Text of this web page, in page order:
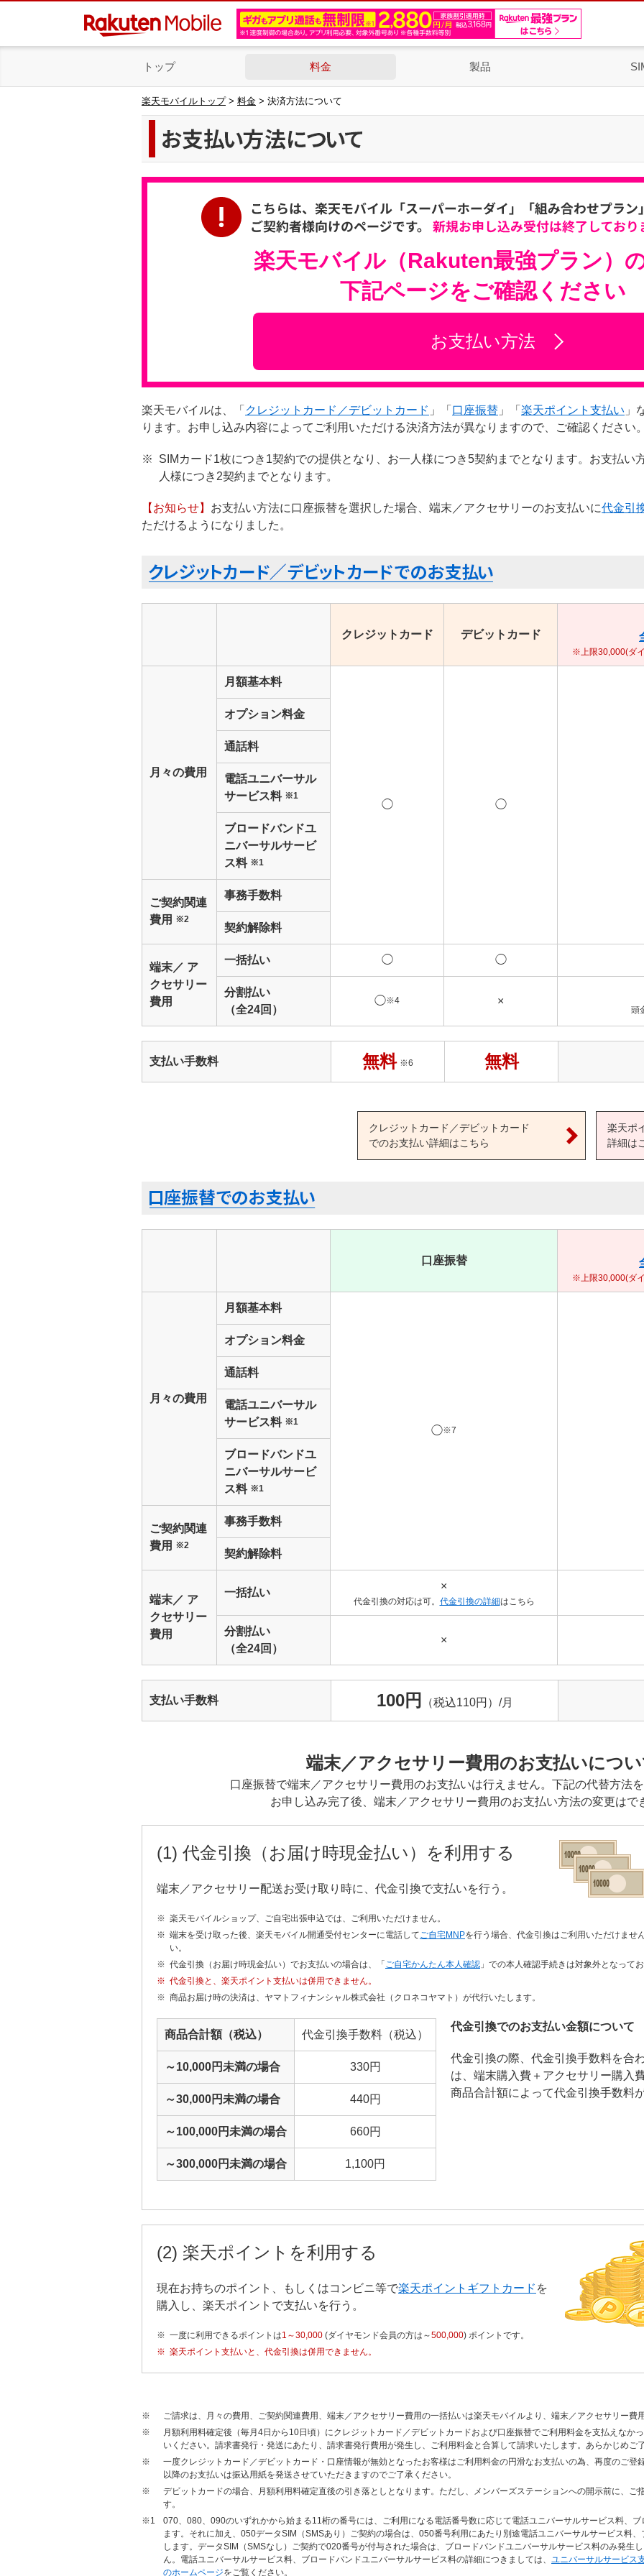
トップ 料金 製品
楽天モバイルトップ> 料金 > 決済方法について
楽天モバイル（Rakuten最強プラン）
下記ページをご確認ください
お支払い方法
楽天モバイルは、「 クレジットカード／デビットカード 」「 口座振替 」「 楽天ポイント支払い 」
ります。お申し込み内容によってご利用いただける決済方法が異なりますので、ご確認ください。
※
SIMカード1枚につき1契約での提供となり、お一人様につき5契約までとなります。お支払い
人様につき2契約までとなります。
【お知らせ】 お支払い方法に口座振替を選択した場合、端末／アクセサリーのお支払いに代金引
ただけるようになりました。
クレジットカード デビットカード
※上限30,000(ダ
月々の費用
月額基本料
◯ ◯
オプション料金
通話料
電話ユニバーサル
サービス料 ※1
ブロードバンドユ
ニバーサルサービ
ス料 ※1
ご契約関連
費用 ※2
事務手数料
契約解除料
端末／ ア
クセサリー
費用
一括払い ◯ ◯
分割払い
（全24回）
◯※4 ×
頭
支払い手数料 無料 ※6 無料
クレジットカード／デビットカード
でのお支払い詳細はこちら
楽天ポ
詳細は
口座振替
※上限30,000(ダ
月々の費用
月額基本料
◯※7
オプション料金
通話料
電話ユニバーサル
サービス料 ※1
ブロードバンドユ
ニバーサルサービ
ス料 ※1
ご契約関連
費用 ※2
事務手数料
契約解除料
端末／ ア
クセサリー
費用
一括払い
×
代金引換の対応は可。 代金引換の詳細はこちら
分割払い
（全24回）
×
支払い手数料 100円 （税込110円）/月
端末／アクセサリー費用のお支払いについ
口座振替で端末／アクセサリー費用のお支払いは行えません。下記の代替方法を
お申し込み完了後、端末／アクセサリー費用のお支払い方法の変更はで
(1) 代金引換（お届け時現金払い）を利用する
端末／アクセサリー配送お受け取り時に、代金引換で支払いを行う。
※ 楽天モバイルショップ、ご自宅出張申込では、ご利用いただけません。
※ 端末を受け取った後、楽天モバイル開通受付センターに電話して ご自宅MNPを行う場合、代金引換はご利用いただけませ
い。
※ 代金引換（お届け時現金払い）でお支払いの場合は、「 ご自宅かんたん本人確認 」での本人確認手続きは対象外となって
※ 代金引換と、楽天ポイント支払いは併用できません。
※ 商品お届け時の決済は、ヤマトフィナンシャル株式会社（クロネコヤマト）が代行いたします。
商品合計額（税込） 代金引換手数料（税込）
～10,000円未満の場合 330円
～30,000円未満の場合 440円
～100,000円未満の場合 660円
～300,000円未満の場合 1,100円
代金引換でのお支払い金額について
代金引換の際、代金引換手数料を合
は、端末購入費＋アクセサリー購入
商品合計額によって代金引換手数料
(2) 楽天ポイントを利用する
現在お持ちのポイント、もしくはコンビニ等で楽天ポイントギフトカード を
購入し、楽天ポイントで支払いを行う。
※ 一度に利用できるポイントは1～30,000 (ダイヤモンド会員の方は～500,000) ポイントです。
※ 楽天ポイント支払いと、代金引換は併用できません。
※
ご請求は、月々の費用、ご契約関連費用、端末／アクセサリー費用の一括払いは楽天モバイルより、端末／アクセサリー費
※
月額利用料確定後（毎月4日から10日頃）にクレジットカード／デビットカードおよび口座振替でご利用料金を支払えなか
いください。請求書発行・発送にあたり、請求書発行費用が発生し、ご利用料金と合算して請求いたします。あらかじめご
※
一度クレジットカード／デビットカード・口座情報が無効となったお客様はご利用料金の円滑なお支払いの為、再度のご登
以降のお支払いは振込用紙を発送させていただきますのでご了承ください。
※
デビットカードの場合、月額利用料確定直後の引き落としとなります。ただし、メンバーズステーションへの開示前に、ご
す。
※1
070、080、090のいずれかから始まる11桁の番号には、ご利用になる電話番号数に応じて電話ユニバーサルサービス料、
ます。それに加え、050データSIM（SMSあり）ご契約の場合は、050番号利用にあたり別途電話ユニバーサルサービス料
します。データSIM（SMSなし）ご契約で020番号が付与された場合は、ブロードバンドユニバーサルサービス料のみ発生
ん。電話ユニバーサルサービス料、ブロードバンドユニバーサルサービス料の詳細につきましては、
ユニバーサルサービス
のホームページをご覧ください。